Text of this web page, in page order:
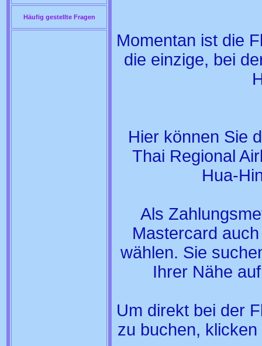
Häufig gestellte Fragen
Momentan ist die
die einzige, bei
Hier können Sie
Thai Regional
Hua-
Als
Mastercard
wählen. Sie
Ihrer Nähe
Um direkt bei der
zu buchen,